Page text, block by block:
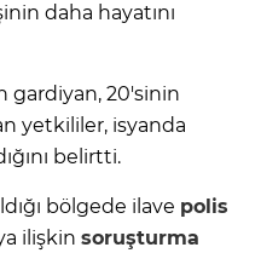
daha hayatını
gardiyan, 20'sinin
yetkililer, isyanda
belirtti.
bölgede ilave polis
ilişkin soruşturma